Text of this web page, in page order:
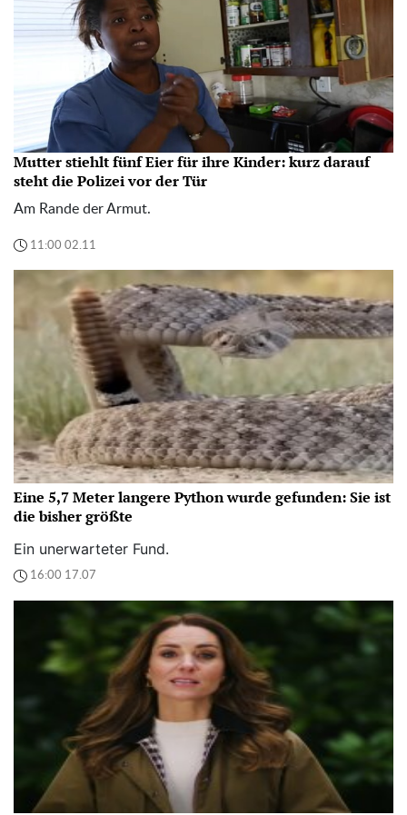
Mutter stiehlt fünf Eier für ihre Kinder: kurz darauf
steht die Polizei vor der Tür
Am Rande der Armut.
11:00 02.11
Eine 5,7 Meter langere Python wurde gefunden: Sie ist
die bisher größte
Ein unerwarteter Fund.
16:00 17.07